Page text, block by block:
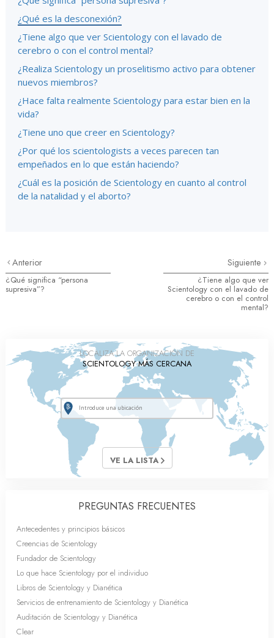
¿Qué es la desconexión?
¿Tiene algo que ver Scientology con el lavado de
cerebro o con el control mental?
¿Realiza Scientology un proselitismo activo para obtener
nuevos miembros?
¿Hace falta realmente Scientology para estar bien en la
vida?
¿Tiene uno que creer en Scientology?
¿Por qué los scientologists a veces parecen tan
empeñados en lo que están haciendo?
¿Cuál es la posición de Scientology en cuanto al control
de la natalidad y el aborto?
Anterior
¿Qué significa “persona
supresiva”?
Siguiente
¿Tiene algo que ver
Scientology con el lavado de
cerebro o con el control
mental?
LOCALIZA LA ORGANIZACIÓN DE
SCIENTOLOGY MÁS CERCANA
VE LA LISTA
PREGUNTAS FRECUENTES
Antecedentes y principios básicos
Creencias de Scientology
Fundador de Scientology
Lo que hace Scientology por el individuo
Libros de Scientology y Dianética
Servicios de entrenamiento de Scientology y Dianética
Auditación de Scientology y Dianética
Clear